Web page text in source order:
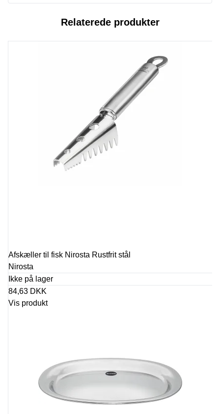
Relaterede produkter
Afskæller til fisk Nirosta Rustfrit stål
Nirosta
Ikke på lager
84,63 DKK
Vis produkt